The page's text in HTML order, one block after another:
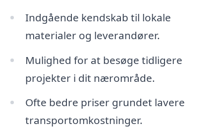
Indgående kendskab til lokale
materialer og leverandører.
Mulighed for at besøge tidligere
projekter i dit nærområde.
Ofte bedre priser grundet lavere
transportomkostninger.